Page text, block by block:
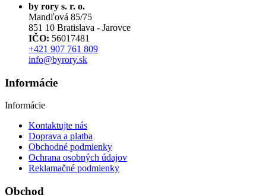
by rory s. r. o.
Mandľová 85/75
851 10 Bratislava - Jarovce
IČO: 56017481
+421 907 761 809
info@byrory.sk
Informácie
Informácie
Kontaktujte nás
Doprava a platba
Obchodné podmienky
Ochrana osobných údajov
Reklamačné podmienky
Obchod